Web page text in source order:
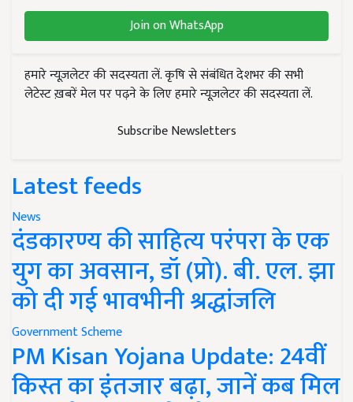
Join on WhatsApp
हमारे न्यूज़लेटर की सदस्यता लें. कृषि से संबंधित देशभर की सभी
लेटेस्ट ख़बरें मेल पर पढ़ने के लिए हमारे न्यूज़लेटर की सदस्यता लें.
Subscribe Newsletters
Latest feeds
News
दंडकारण्य की साहित्य परंपरा के एक
युग का अवसान, डॉ (प्रो). बी. एल. झा
को दी गई भावभीनी श्रद्धांजलि
Government Scheme
PM Kisan Yojana Update: 24वीं
किस्त का इंतजार बढ़ा, जानें कब मिल